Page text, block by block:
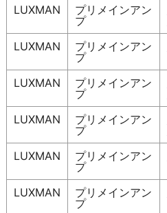
LUXMAN
プリメインアン
プ
LUXMAN
プリメインアン
プ
LUXMAN
プリメインアン
プ
LUXMAN
プリメインアン
プ
LUXMAN
プリメインアン
プ
LUXMAN
プリメインアン
プ